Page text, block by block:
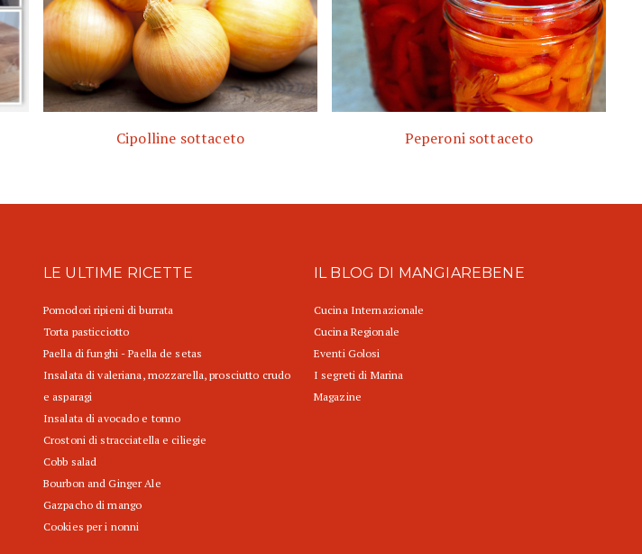
Cipolline sottaceto Peperoni sottaceto
LE ULTIME RICETTE
Pomodori ripieni di burrata
Torta pasticciotto
Paella di funghi - Paella de setas
Insalata di valeriana, mozzarella, prosciutto crudo
e asparagi
Insalata di avocado e tonno
Crostoni di stracciatella e ciliegie
Cobb salad
Bourbon and Ginger Ale
Gazpacho di mango
Cookies per i nonni
IL BLOG DI MANGIAREBENE
Cucina Internazionale
Cucina Regionale
Eventi Golosi
I segreti di Marina
Magazine